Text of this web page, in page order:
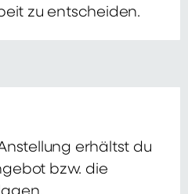
zu entscheiden.
erhältst du
bzw. die